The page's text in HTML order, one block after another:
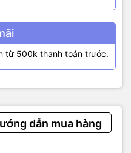
từ 500k thanh toán trước.
dẫn mua hàng